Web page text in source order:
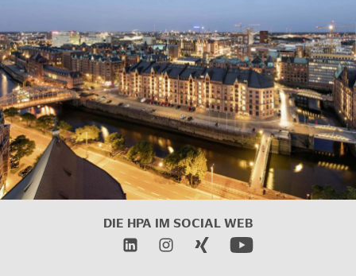
DIE HPA IM SOCIAL WEB